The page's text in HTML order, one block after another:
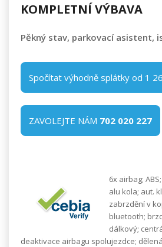
KOMPLETNÍ VÝBAVA
Pěkný stav, parkovací asistent,
Spočítat výhodně splátky od 1
ZAVOLEJTE NÁM 702 020 227
6x airbag;
alu kola; aut.
zabrzdění v
bluetooth;
dálkový;
deaktivace airbagu spolujezdce;